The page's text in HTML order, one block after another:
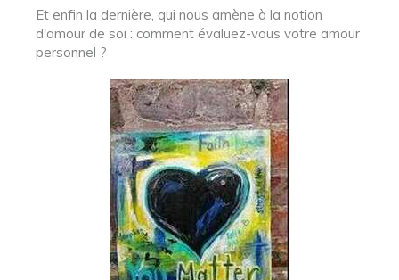
Et enfin la dernière, qui nous amène à la notion
d'amour de soi : comment évaluez-vous votre amour
personnel ?